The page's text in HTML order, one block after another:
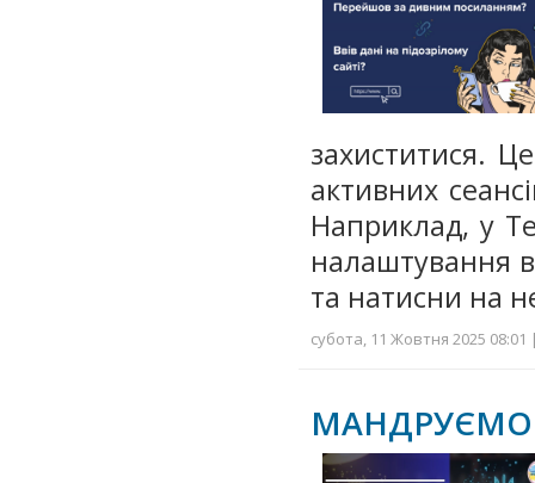
захиститися.
активних
Наприклад, у
налаштування в
та натисни на
субота, 11 Жовтня 2025 08:01